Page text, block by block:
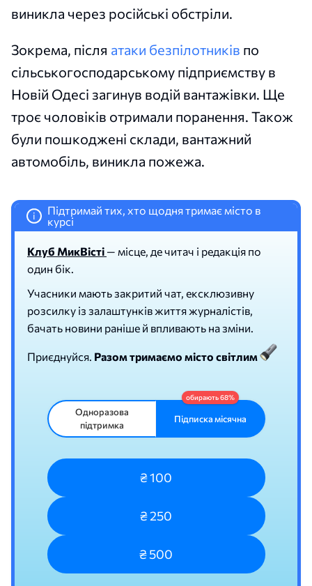
виникла через російські обстріли.
Зокрема, після атаки безпілотників по
сільськогосподарському підприємству в
Новій Одесі загинув водій вантажівки. Ще
троє чоловіків отримали поранення. Також
були пошкоджені склади, вантажний
автомобіль, виникла пожежа.
i
Підтримай тих, хто щодня тримає місто в
курсі
Клуб МикВісті — місце, де читач і редакція по
один бік.
Учасники мають закритий чат, ексклюзивну
розсилку із залаштунків життя журналістів,
бачать новини раніше й впливають на зміни.
Приєднуйся. Разом тримаємо місто світлим
Одноразова
підтримка
Підписка місячна
₴ 100
₴ 250
₴ 500